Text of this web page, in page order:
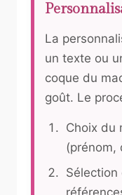
La
un texte ou
coque du
goût. Le
Choix du
(prénom,
Sélection